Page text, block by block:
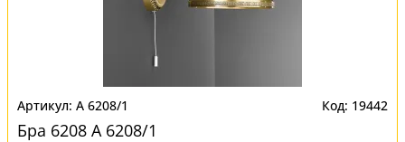
A 6208/1 19442
Бра 6208 A 6208/1